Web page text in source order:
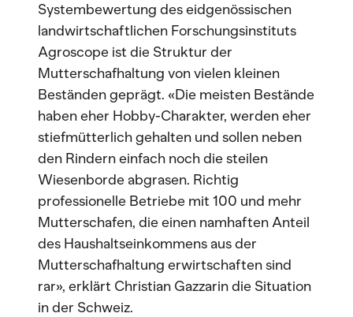
Systembewertung des eidgenössischen
landwirtschaftlichen Forschungsinstituts
Agroscope ist die Struktur der
Mutterschafhaltung von vielen kleinen
Beständen geprägt. «Die meisten Bestände
haben eher Hobby-Charakter, werden eher
stiefmütterlich gehalten und sollen neben
den Rindern einfach noch die steilen
Wiesenborde abgrasen. Richtig
professionelle Betriebe mit 100 und mehr
Mutterschafen, die einen namhaften Anteil
des Haushaltseinkommens aus der
Mutterschafhaltung erwirtschaften sind
rar», erklärt Christian Gazzarin die Situation
in der Schweiz.